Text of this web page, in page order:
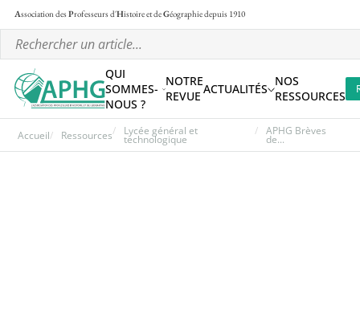
Association desProfesseurs d'Histoire et deGéographiedepuis 1910
QUI
SOMMES-
NOUS ?
NOTRE
REVUE ACTUALITÉS NOS
RESSOURCES
Accueil Ressources Lycée général et
technologique
APHG Brèves
de...